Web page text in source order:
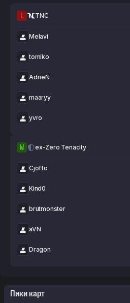
L TNC
Melavi
tomiko
AdrieN
maaryy
yvro
W ex-Zero Tenacity
Cjoffo
Kind0
brutmonster
aVN
Dragon
Пики карт